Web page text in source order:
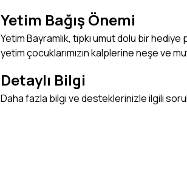
Yetim Bağış Önemi
Yetim Bayramlık, tıpkı umut dolu bir
yetim çocuklarımızın kalplerine neşe ve
Detaylı Bilgi
Daha fazla bilgi ve desteklerinizle ilgili